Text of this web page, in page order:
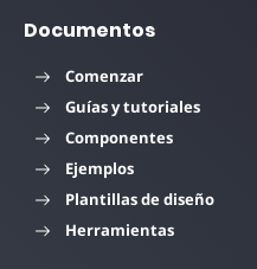
Documentos
Comenzar
Guías y tutoriales
Componentes
Ejemplos
Plantillas de diseño
Herramientas